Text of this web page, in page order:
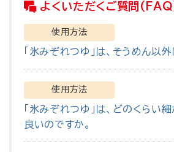
よくいただくご質問
使用方法
「氷みぞれつゆ」は、そうめん以
使用方法
「氷みぞれつゆ」は、どのくらい
良いのですか。